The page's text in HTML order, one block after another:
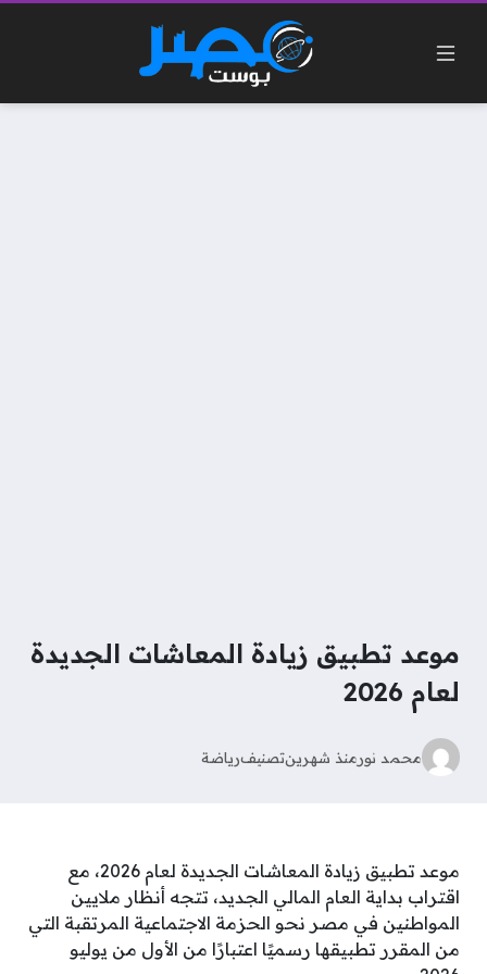
موعد تطبيق زيادة المعاشات الجديدة
لعام 2026
محمد نورمنذ شهرينتصنيفرياضة
موعد تطبيق زيادة المعاشات الجديدة لعام 2026، ​مع
اقتراب بداية العام المالي الجديد، تتجه أنظار ملايين
المواطنين في مصر نحو الحزمة الاجتماعية المرتقبة التي
من المقرر تطبيقها رسميًا اعتبارًا من الأول من يوليو